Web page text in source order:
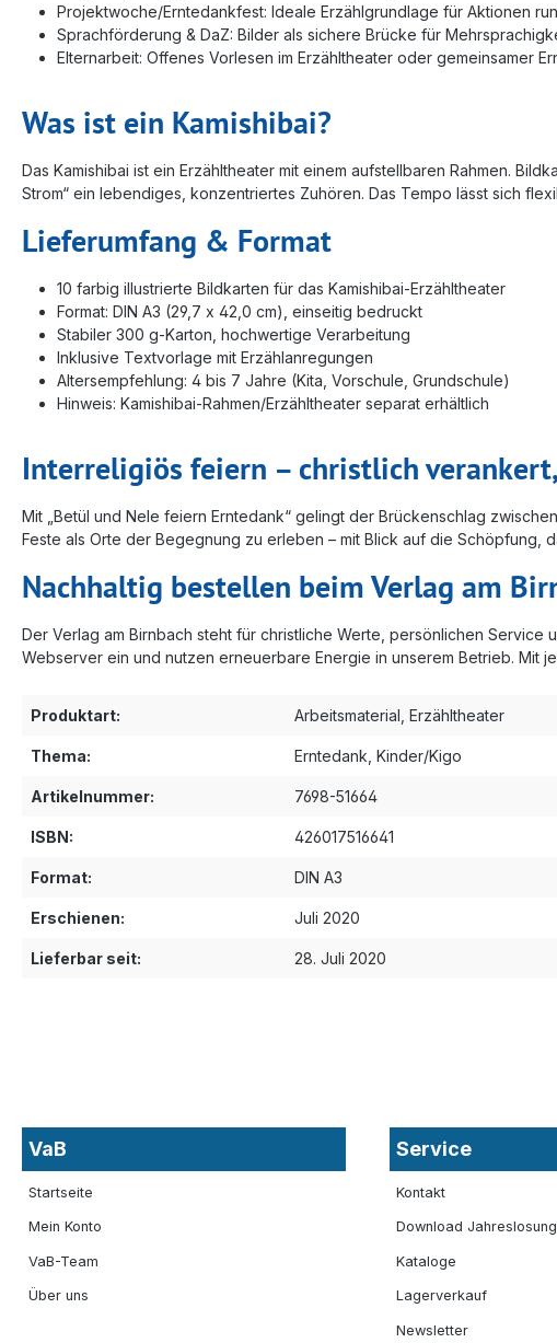
Projektwoche/Erntedankfest: Ideale Erzählgrundlage für Aktionen
Sprachförderung & DaZ: Bilder als sichere Brücke für
Elternarbeit: Offenes Vorlesen im Erzähltheater oder gemeinsamer
Was ist ein Kamishibai?
Das Kamishibai ist ein Erzähltheater mit einem aufstellbaren Rahmen.
Strom“ ein lebendiges, konzentriertes Zuhören. Das Tempo lässt sich
Lieferumfang & Format
10 farbig illustrierte Bildkarten für das Kamishibai-Erzähltheater
Format: DIN A3 (29,7 x 42,0 cm), einseitig bedruckt
Stabiler 300 g-Karton, hochwertige Verarbeitung
Inklusive Textvorlage mit Erzählanregungen
Altersempfehlung: 4 bis 7 Jahre (Kita, Vorschule, Grundschule)
Hinweis: Kamishibai-Rahmen/Erzähltheater separat erhältlich
Interreligiös feiern – christlich
Mit „Betül und Nele feiern Erntedank“ gelingt der Brückenschlag
Feste als Orte der Begegnung zu erleben – mit Blick auf die Schöpfung,
Nachhaltig bestellen beim Verlag am
Der Verlag am Birnbach steht für christliche Werte, persönlichen
Webserver ein und nutzen erneuerbare Energie in unserem Betrieb. Mit
Produktart: Arbeitsmaterial , Erzähltheater
Thema: Erntedank , Kinder/Kigo
Artikelnummer: 7698-51664
ISBN: 426017516641
Format: DIN A3
Erschienen: Juli 2020
Lieferbar seit: 28. Juli 2020
VaB
Startseite
Mein Konto
VaB-Team
Über uns
Service
Kontakt
Download
Kataloge
Lagerverkauf
Newsletter